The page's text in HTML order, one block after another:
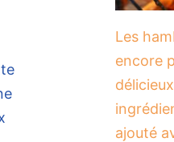
Les
encore
ajouté